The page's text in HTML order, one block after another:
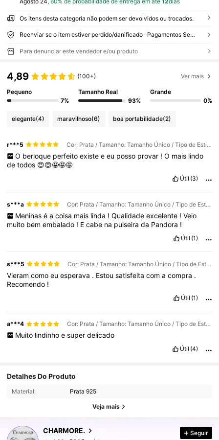
Os itens desta categoria não podem ser devolvidos ou trocados.
Reenviar se o item estiver perdido/danificado · Pagamentos Seguros · Proteção de privacidade
Para denunciar este vendedor e/ou produto
4,89 (100+) Ver mais
Pequeno
7%
Tamanho Real
93%
Grande
0%
elegante(4) maravilhoso(6) boa portabilidade(2)
r***5 Cor: Prata / Tamanho: Tamanho Único / Tipo de Estilo: passaporte de avião de mala
O berloque perfeito existe e eu posso provar ! O mais lindo
detodos 😍😍🤩🤩🤩
Útil (3)
s***a Cor: Prata / Tamanho: Tamanho Único / Tipo de Estilo: passaporte de avião de mala
Meninas é a coisa mais linda ! Qualidade excelente ! Veio
muito bemembalado ! Ecabe na pulseirada Pandora !
Útil (1)
s***5 Cor: Prata / Tamanho: Tamanho Único / Tipo de Estilo: passaporte de avião de mala
Vieramcomoeuesperava . Estousatisfeitacomacompra .
Recomendo !
Útil (1)
a***4 Cor: Prata / Tamanho: Tamanho Único / Tipo de Estilo: passaporte de avião de mala
Muito lindinho e super delicado
Útil (4)
Detalhes Do Produto
Material: Prata 925
Veja mais
CHARMORE.
4,86 34K Seguidores
34K Seguidores
34K Seguidores
Seguir